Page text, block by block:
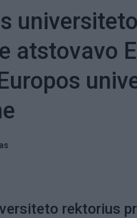
atstovavo
rektorius